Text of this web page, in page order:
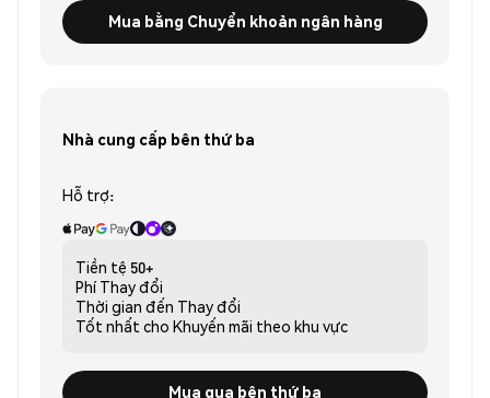
Mua bằng Chuyển khoản ngân hàng
Nhà cung cấp bên thứ ba
Hỗ trợ:
Tiền tệ 50+
Phí Thay đổi
Thời gian đến Thay đổi
Tốt nhất cho Khuyến mãi theo khu vực
Mua qua bên thứ ba